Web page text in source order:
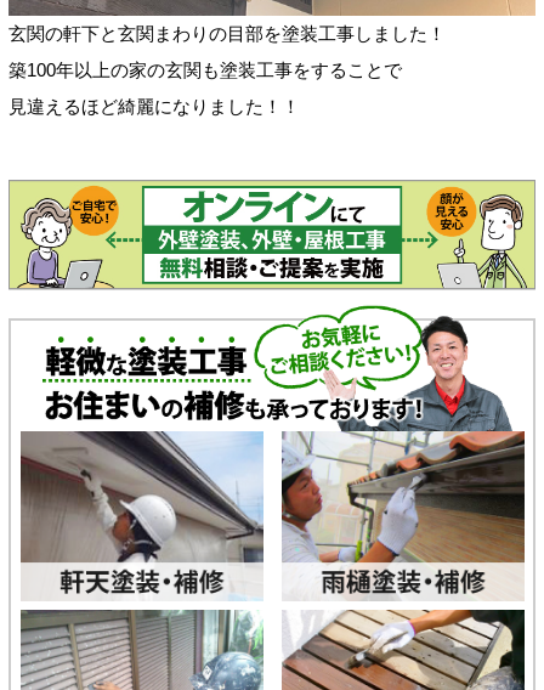
玄関の軒下と玄関まわりの目部を塗装工事しました！
築100年以上の家の玄関も塗装工事をすることで
見違えるほど綺麗になりました！！